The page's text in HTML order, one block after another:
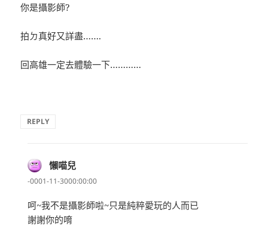
你是攝影師?
拍ㄉ真好又詳盡…….
回高雄一定去體驗一下…………
REPLY
懶喵兒
示:
-0001-11-3000:00:00
呵~我不是攝影師啦~只是純粹愛玩的人而已
謝謝你的唷